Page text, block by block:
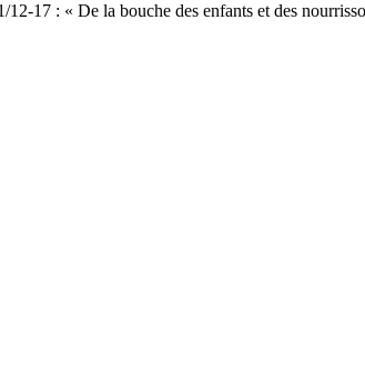
17 : « De la bouche des enfants et des